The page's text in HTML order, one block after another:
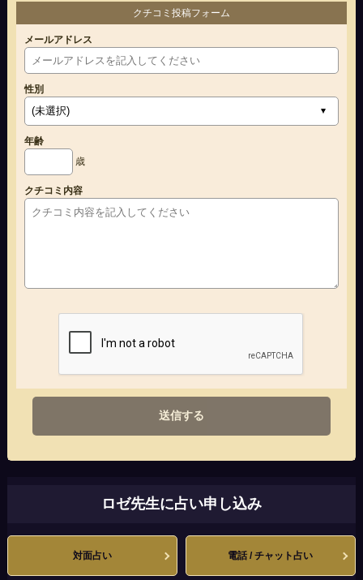
クチコミ投稿フォーム
メールアドレス
性別
年齢
歳
クチコミ内容
送信する
ロゼ先生に占い申し込み
対面占い 電話 / チャット占い